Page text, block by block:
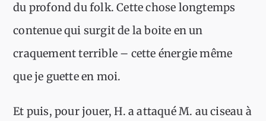
du profond du folk. Cette chose longtemps
contenue qui surgit de la boite en un
craquement terrible – cette énergie même
que je guette en moi.
Et puis, pour jouer, H. a attaqué M. au ciseau à